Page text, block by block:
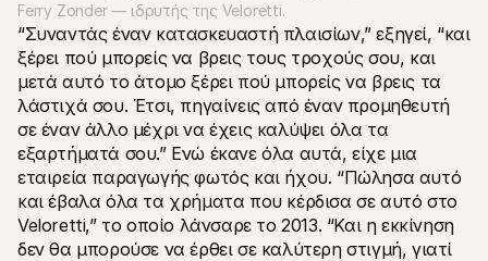
Ferry Zonder — ιδρυτής της Veloretti.
“Συναντάς έναν κατασκευαστή πλαισίων,” εξηγεί, “και
ξέρει πού μπορείς να βρεις τους τροχούς σου, και
μετά αυτό το άτομο ξέρει πού μπορείς να βρεις τα
λάστιχά σου. Έτσι, πηγαίνεις από έναν προμηθευτή
σε έναν άλλο μέχρι να έχεις καλύψει όλα τα
εξαρτήματά σου.” Ενώ έκανε όλα αυτά, είχε μια
εταιρεία παραγωγής φωτός και ήχου. “Πώλησα αυτό
και έβαλα όλα τα χρήματα που κέρδισα σε αυτό στο
Veloretti,” το οποίο λάνσαρε το 2013. “Και η εκκίνηση
δεν θα μπορούσε να έρθει σε καλύτερη στιγμή, γιατί